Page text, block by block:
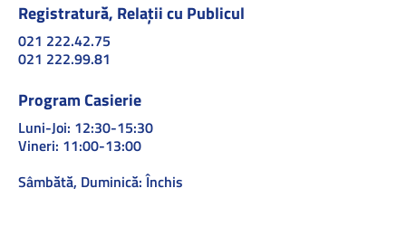
Registratură, Relații cu Publicul
021 222.42.75
021 222.99.81
Program Casierie
Luni-Joi: 12:30-15:30
Vineri: 11:00-13:00
Sâmbătă, Duminică: Închis